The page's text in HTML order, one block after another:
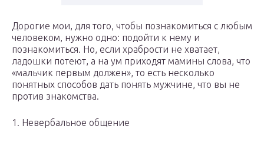
Дорогие мои, для того, чтобы познакомиться с любым
человеком, нужно одно: подойти к нему и
познакомиться. Но, если храбрости не хватает,
ладошки потеют, а на ум приходят мамины слова, что
«мальчик первым должен», то есть несколько
понятных способов дать понять мужчине, что вы не
против знакомства.
1. Невербальное общение